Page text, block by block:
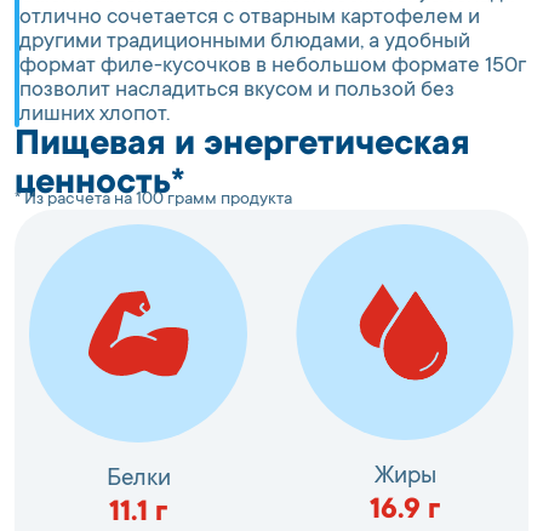
отлично сочетается с отварным картофелем и
другими традиционными блюдами, а удобный
формат филе-кусочков в небольшом формате 150г
позволит насладиться вкусом и пользой без
лишних хлопот.
Пищевая и энергетическая
ценность*
* Из расчета на 100 грамм продукта
Белки
11.1 г
Жиры
16.9 г